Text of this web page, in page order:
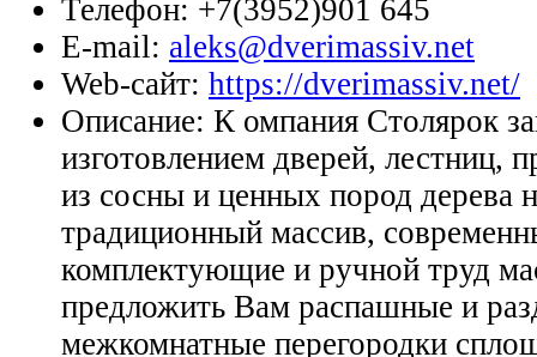
Телефон: +7(3952)901 645
E-mail: aleks@dverimassiv.net
Web-сайт: https://dverimassiv.net/
Описание: К омпания Столярок
изготовлением дверей, лестниц,
из сосны и ценных пород дерева
традиционный массив,
комплектующие и ручной труд
предложить Вам распашные и
межкомнатные перегородки